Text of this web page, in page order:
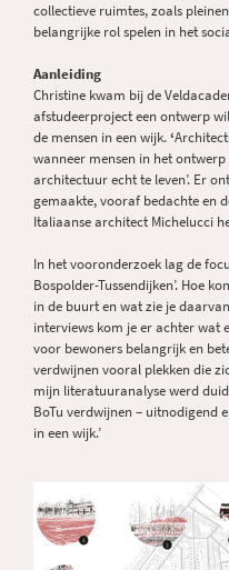
collectieve ruimtes, zoals
belangrijke rol spelen in het
Aanleiding
Christine kwam bij de
afstudeerproject een ontwerp
de mensen in een wijk.‘
wanneer mensen in het
architectuur echt te leven’. Er
gemaakte, vooraf bedachte en
Italiaanse architect Michelucci
In het vooronderzoek lag de
Bospolder-Tussendijken’. Hoe
in de buurt en wat zie je
interviews kom je er achter wat
voor bewoners belangrijk en
verdwijnen vooral plekken die
mijn literatuuranalyse werd
BoTu verdwijnen – uitnodigend
in een wijk.’